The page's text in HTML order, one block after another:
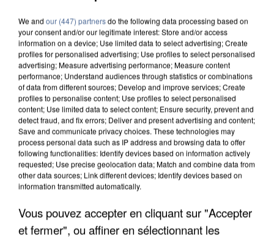
LES DONNÉES DE 300 000 CLIENTS DÉROBÉES À
INTERMARCHÉ APRÈS UNE...
We and our (447) partnersdo the following data processing based on
your consent and/or our legitimate interest: Store and/or access
information on a device; Use limited data to select advertising; Create
profiles for personalised advertising; Use profiles to select personalised
advertising; Measure advertising performance; Measure content
performance; Understand audiences through statistics or combinations
of data from different sources; Develop and improve services; Create
profiles to personalise content; Use profiles to select personalised
content; Use limited data to select content; Ensure security, prevent and
detect fraud, and fix errors; Deliver and present advertising and content;
Save and communicate privacy choices. These technologies may
process personal data such as IP address and browsing data to offer
following functionalities: Identify devices based on information actively
requested; Use precise geolocation data; Match and combine data from
other data sources; Link different devices; Identify devices based on
information transmitted automatically.
Vous pouvez accepter en cliquant sur "Accepter
et fermer", ou affiner en sélectionnant les